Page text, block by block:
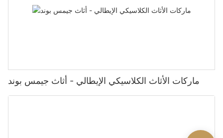
ماركات الأثاث الكلاسيكي الإيطالي - أثاث جيمس بوند